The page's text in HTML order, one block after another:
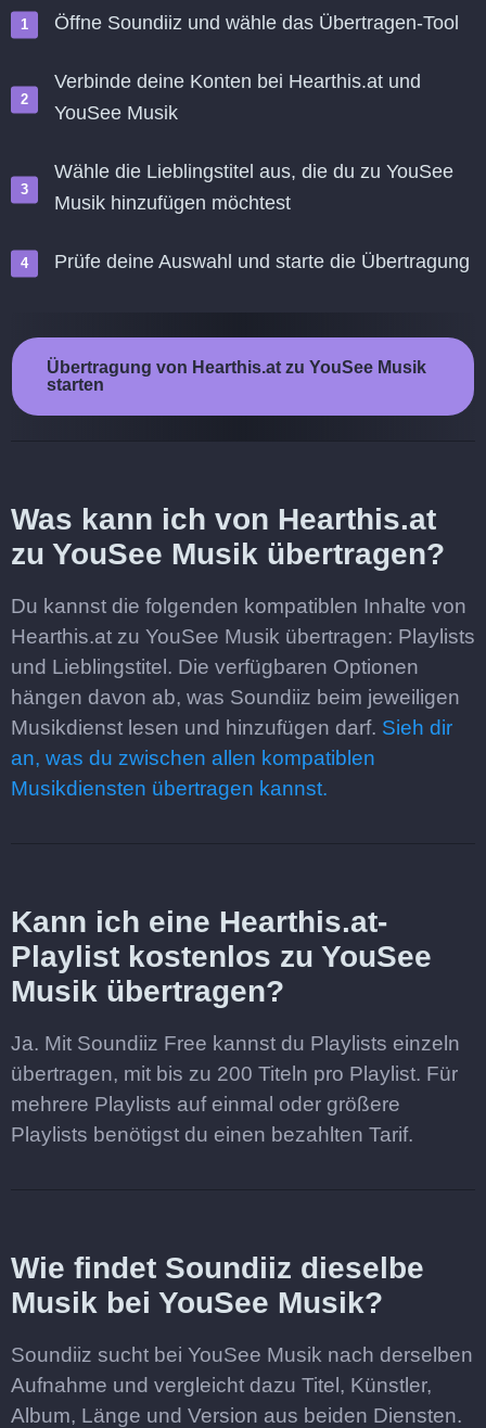
Öffne Soundiiz und wähle das Übertragen-Tool
Verbinde deine Konten bei Hearthis.at und
YouSee Musik
Wähle die Lieblingstitel aus, die du zu YouSee
Musik hinzufügen möchtest
Prüfe deine Auswahl und starte die Übertragung
Übertragung von Hearthis.at zu YouSee Musik
starten
Was kann ich von Hearthis.at
zu YouSee Musik übertragen?
Du kannst die folgenden kompatiblen Inhalte von
Hearthis.at zu YouSee Musik übertragen: Playlists
und Lieblingstitel. Die verfügbaren Optionen
hängen davon ab, was Soundiiz beim jeweiligen
Musikdienst lesen und hinzufügen darf. Sieh dir
an, was du zwischen allen kompatiblen
Musikdiensten übertragen kannst.
Kann ich eine Hearthis.at-
Playlist kostenlos zu YouSee
Musik übertragen?
Ja. Mit Soundiiz Free kannst du Playlists einzeln
übertragen, mit bis zu 200 Titeln pro Playlist. Für
mehrere Playlists auf einmal oder größere
Playlists benötigst du einen bezahlten Tarif.
Wie findet Soundiiz dieselbe
Musik bei YouSee Musik?
Soundiiz sucht bei YouSee Musik nach derselben
Aufnahme und vergleicht dazu Titel, Künstler,
Album, Länge und Version aus beiden Diensten.